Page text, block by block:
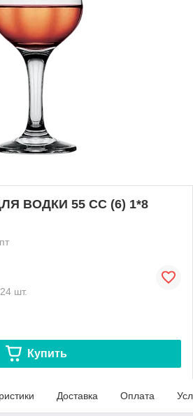
ВОДКИ 55 СС (6) 1*8
шт.
Купить
Доставка Оплата